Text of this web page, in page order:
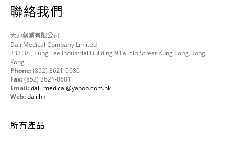
聯絡我們
大力藥業有限公司
Dali Medical Company Limited
333 3/F, Tung Lee Industrial Building 9 Lai Yip Street Kung Tong,Hong
Kong
Phone:(852) 3621-0680
Fax:(852) 3621-0681
Email:dali_medical@yahoo.com.hk
Web:dali.hk
所有產品